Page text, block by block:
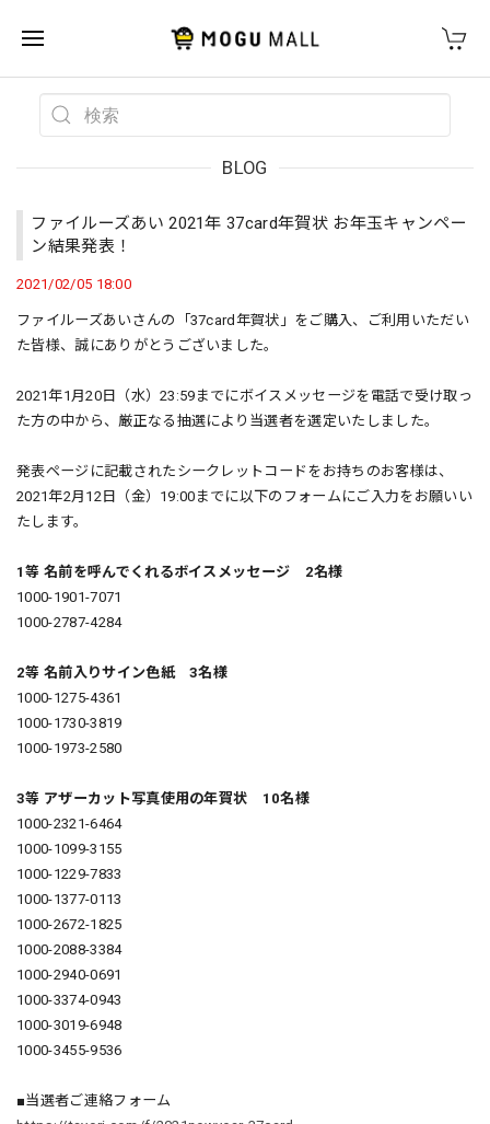
BLOG
ファイルーズあい 2021年 37card年賀状 お年玉キャンペー
ン結果発表！
2021/02/05 18:00
ファイルーズあいさんの「37card年賀状」をご購入、ご利用いただい
た皆様、誠にありがとうございました。
2021年1月20日（水）23:59までにボイスメッセージを電話で受け取っ
た方の中から、厳正なる抽選により当選者を選定いたしました。
発表ページに記載されたシークレットコードをお持ちのお客様は、
2021年2月12日（金）19:00までに以下のフォームにご入力をお願いい
たします。
1等 名前を呼んでくれるボイスメッセージ 2名様
1000-1901-7071
1000-2787-4284
2等 名前入りサイン色紙 3名様
1000-1275-4361
1000-1730-3819
1000-1973-2580
3等 アザーカット写真使用の年賀状 10名様
1000-2321-6464
1000-1099-3155
1000-1229-7833
1000-1377-0113
1000-2672-1825
1000-2088-3384
1000-2940-0691
1000-3374-0943
1000-3019-6948
1000-3455-9536
■当選者ご連絡フォーム